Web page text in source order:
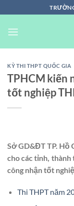
đến
nội
KỲ THI THPT QUỐC GIA
TPHCM kiến
tốt nghiệp
Sở GD&ĐT TP. Hồ
cho các tỉnh,
công nhận tốt
Thi THPT năm